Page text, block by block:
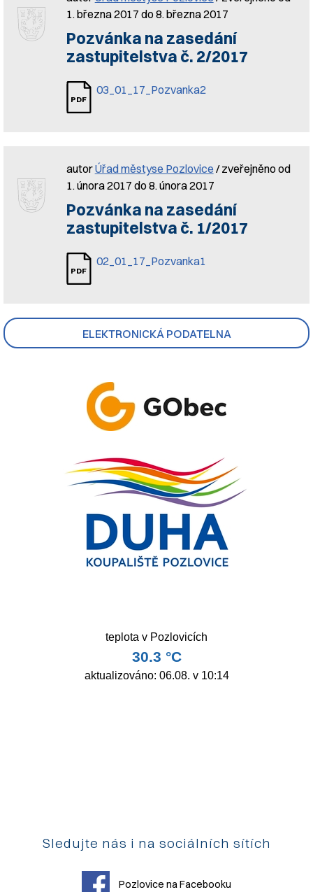
ELEKTRONICKÁ PODATELNA
1. března 2017 do 8. března 2017
Pozvánka na zasedání
zastupitelstva č. 2/2017
03_01_17_Pozvanka2
autorÚřad městyse Pozlovice / zveřejněno od
1. února 2017 do 8. února 2017
Pozvánka na zasedání
zastupitelstva č. 1/2017
02_01_17_Pozvanka1
Sledujte nás i na sociálních sítích
Pozlovice na Facebooku